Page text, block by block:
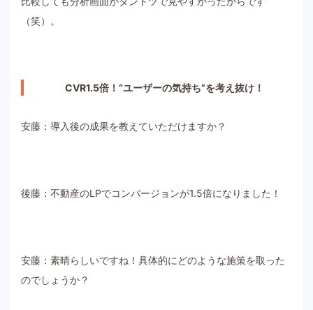
（笑）。
CVR1.5倍！“ユーザーの気持ち”を考え抜け！
安藤：導入後の成果を教えていただけますか？
後藤：不動産のLPでコンバージョンが1.5倍になりました！
安藤：素晴らしいですね！具体的にどのような施策を取った
のでしょうか？